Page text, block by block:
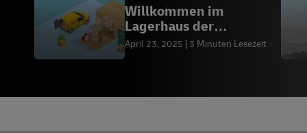
Willkommen im
Lagerhaus der
Innovation
April 23, 2025 3 Minuten Lesezeit